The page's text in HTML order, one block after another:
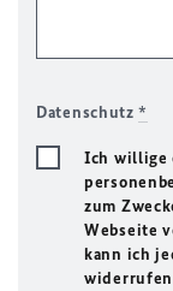
Datenschutz*
Ich willige
zum
Webseite
kann ich